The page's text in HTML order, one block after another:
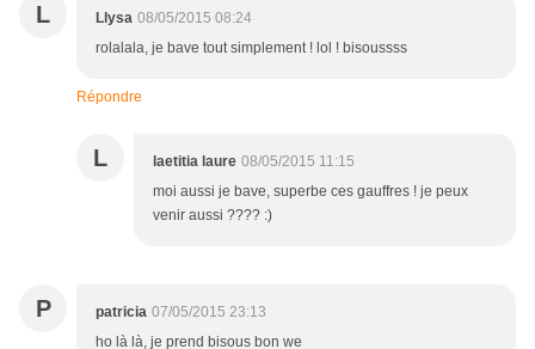
L Llysa 08/05/2015 08:24
rolalala, je bave tout simplement ! lol ! bisoussss
Répondre
L laetitia laure 08/05/2015 11:15
moi aussi je bave, superbe ces gauffres ! je peux
venir aussi ???? :)
P patricia 07/05/2015 23:13
ho là là, je prend bisous bon we